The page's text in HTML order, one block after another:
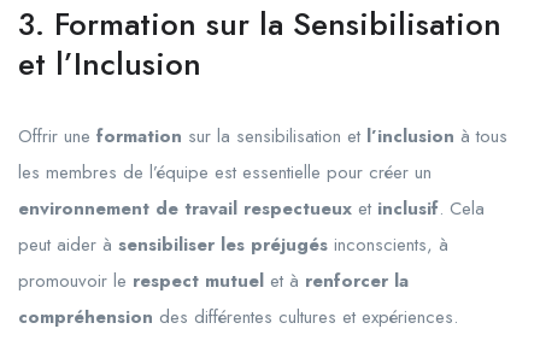
3. Formation sur la Sensibilisation
et l’Inclusion
Offrir une formation sur la sensibilisation et l’inclusion à tous
les membres de l’équipe est essentielle pour créer un
environnement de travail respectueux et inclusif. Cela
peut aider à sensibiliser les préjugés inconscients, à
promouvoir le respect mutuel et à renforcer la
compréhension des différentes cultures et expériences.